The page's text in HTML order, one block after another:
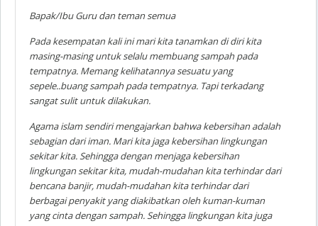
Bapak/Ibu Guru dan teman semua
Pada kesempatan kali ini mari kita tanamkan di diri kita
masing-masing untuk selalu membuang sampah pada
tempatnya. Memang kelihatannya sesuatu yang
sepele..buang sampah pada tempatnya. Tapi terkadang
sangat sulit untuk dilakukan.
Agama islam sendiri mengajarkan bahwa kebersihan adalah
sebagian dari iman. Mari kita jaga kebersihan lingkungan
sekitar kita. Sehingga dengan menjaga kebersihan
lingkungan sekitar kita, mudah-mudahan kita terhindar dari
bencana banjir, mudah-mudahan kita terhindar dari
berbagai penyakit yang diakibatkan oleh kuman-kuman
yang cinta dengan sampah. Sehingga lingkungan kita juga